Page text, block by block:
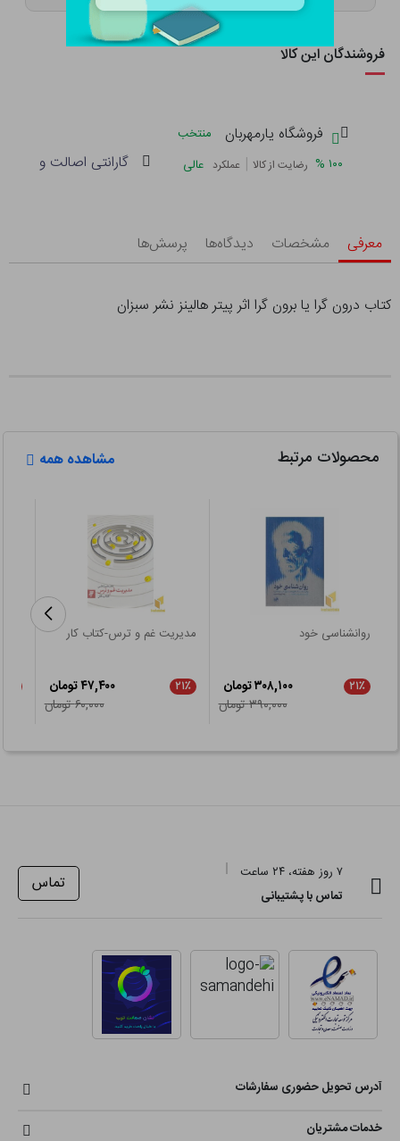
فروشندگان این کالا
فروشگاه یارمهربان
منتخب
۱۰۰ % رضایت از کالا | عملکرد عالی گارانتی اصالت و
معرفی مشخصات دیدگاه‌ها پرسش‌ها
کتاب درون گرا یا برون گرا اثر پیتر هالینز نشر سبزان
محصولات مرتبط مشاهده همه
روانشناسی خود
۲۱٪
۳۰۸,۱۰۰ تومان
۳۹۰,۰۰۰ تومان
مدیریت غم و ترس-کتاب کار
۲۱٪
۴۷,۴۰۰ تومان
۶۰,۰۰۰ تومان
۷ روز هفته، ۲۴ ساعت
تماس با پشتیبانی
تماس
آدرس تحویل حضوری سفارشات
خدمات مشتریان